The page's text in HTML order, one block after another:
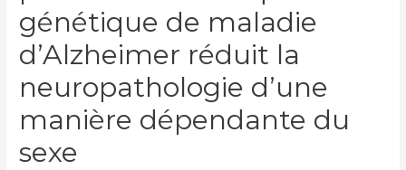
génétique de maladie
d’Alzheimer réduit la
neuropathologie d’une
manière dépendante du
sexe